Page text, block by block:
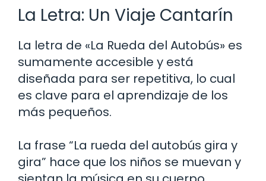
La Letra: Un Viaje Cantarín
La letra de «La Rueda del Autobús» es
sumamente accesible y está
diseñada para ser repetitiva, lo cual
es clave para el aprendizaje de los
más pequeños.
La frase “La rueda del autobús gira y
gira” hace que los niños se muevan y